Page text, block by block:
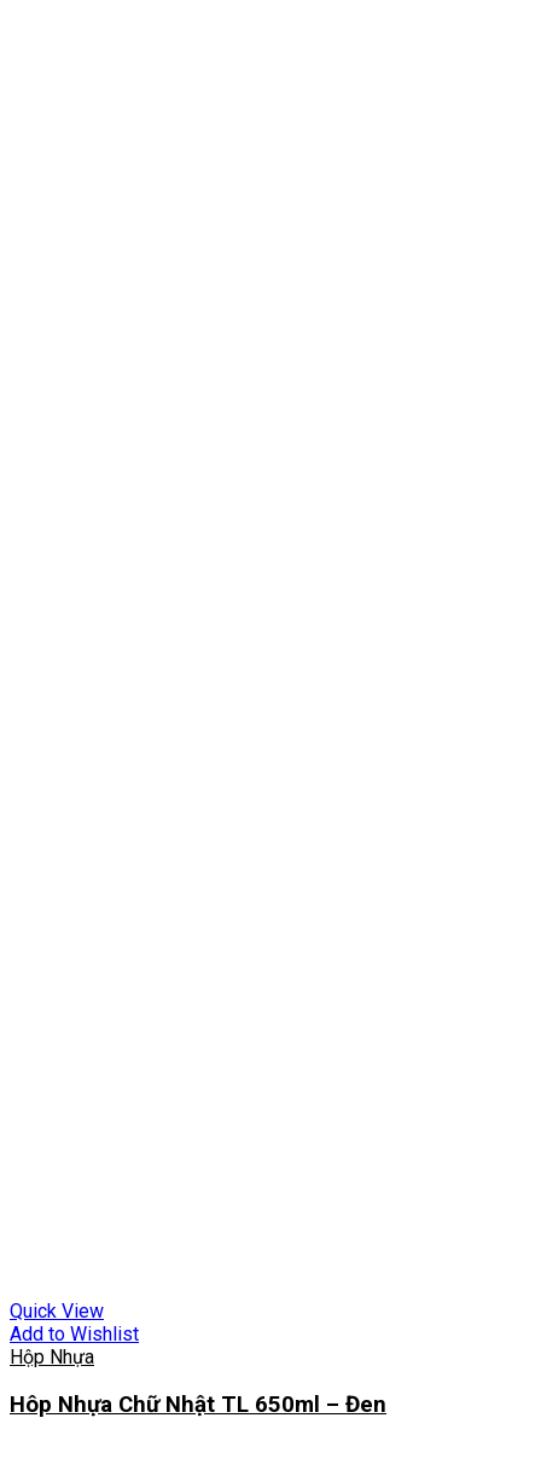
Quick View
Add to Wishlist
Hộp Nhựa
Hôp Nhựa Chữ Nhật TL 650ml – Đen